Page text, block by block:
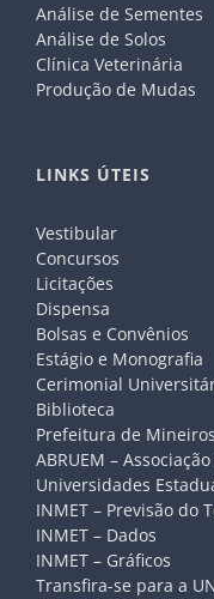
Análise de Sementes
Análise de Solos
Clínica Veterinária
Produção de Mudas
LINKS ÚTEIS
Vestibular
Concursos
Licitações
Dispensa
Bolsas e Convênios
Estágio e Monografia
Cerimonial
Biblioteca
Prefeitura de Mineiros
ABRUEM –
Universidades
INMET – Previsão do
INMET – Dados
INMET – Gráficos
Transfira-se para a